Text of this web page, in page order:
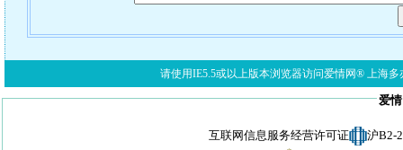
请使用IE5.5或以上版本浏览器访问爱情网® 上海多
爱
互联网信息服务经营许可证 沪B2-